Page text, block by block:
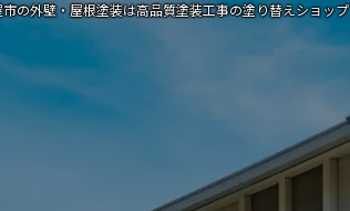
の外壁・屋根塗装は高品質塗装工事の塗り替えショップ